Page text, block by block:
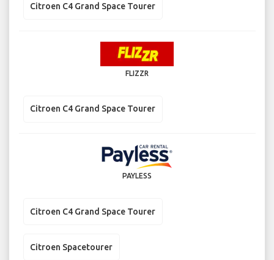
Citroen C4 Grand Space Tourer
FLIZZR
Citroen C4 Grand Space Tourer
PAYLESS
Citroen C4 Grand Space Tourer
Citroen Spacetourer